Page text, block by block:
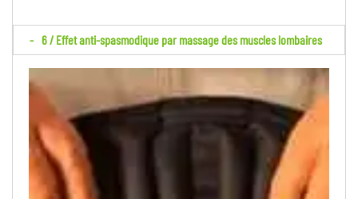
6 / Effet anti-spasmodique par massage des muscles lombaires